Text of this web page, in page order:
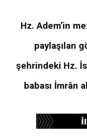
Hz. Adem’in
paylaşılan
şehrindeki Hz.
babası İmrân